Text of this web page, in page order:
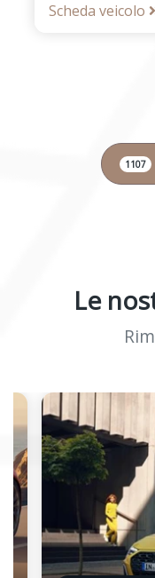
Scheda veicolo
1107
Le